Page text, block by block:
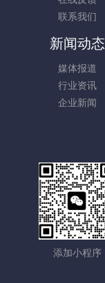
联系我们
新闻动态
媒体报道
行业资讯
企业新闻
添加小程序